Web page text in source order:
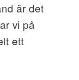
är det
vi på
ett